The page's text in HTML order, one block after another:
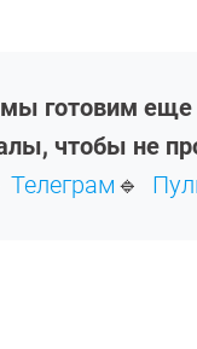
готовим
чтобы не
Телеграм 🔹